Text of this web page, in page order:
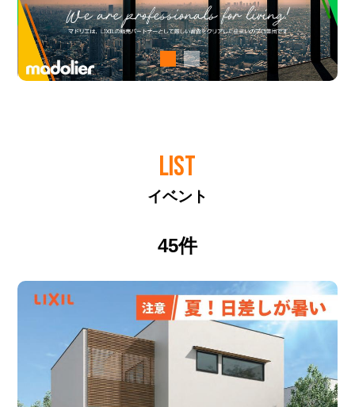
LIST
イベント
45件